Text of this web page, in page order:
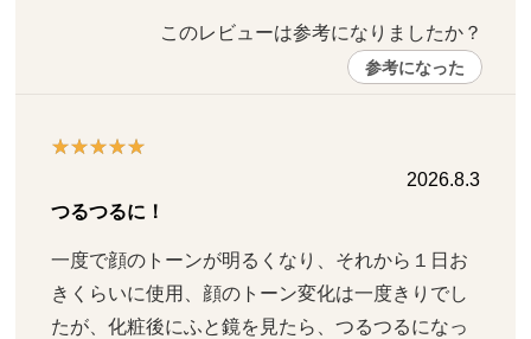
このレビューは参考になりましたか？
参考になった
2026.8.3
つるつるに！
一度で顔のトーンが明るくなり、それから１日お
きくらいに使用、顔のトーン変化は一度きりでし
たが、化粧後にふと鏡を見たら、つるつるになっ